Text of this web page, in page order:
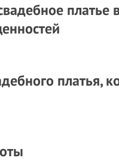
платье
платья,